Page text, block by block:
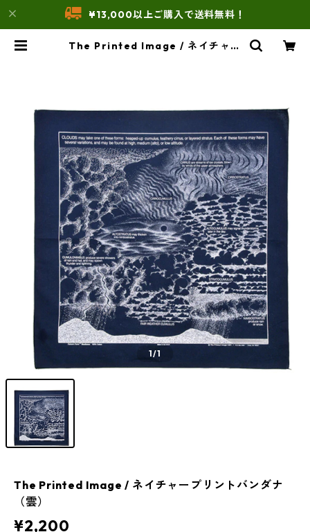
¥13,000以上ご購入で送料無料！
The Printed Image / ネイチャー
1/1
The Printed Image / ネイチャープリントバンダナ
（雲）
¥2,200